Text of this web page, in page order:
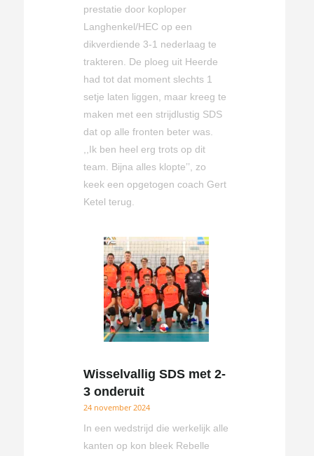
prestatie door koploper
Langhenkel/HEC op een
dikverdiende 3-1 nederlaag te
trakteren. De ploeg uit Heerde
had tot dat moment slechts 1
setje laten liggen, maar kreeg te
maken met een strijdlustig SDS
dat op alle fronten beter was.
,,Ik ben heel erg trots op dit
team. Bijna alles klopte’’, zo
keek een opgetogen coach Gert
Ketel terug.
Wisselvallig SDS met 2-
3 onderuit
24 november 2024
In een wedstrijd die werkelijk alle
kanten op kon bleek Rebelle